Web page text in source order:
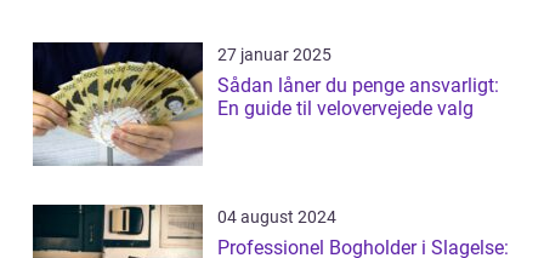
27 januar 2025
Sådan låner du penge ansvarligt:
En guide til velovervejede valg
04 august 2024
Professionel Bogholder i Slagelse: